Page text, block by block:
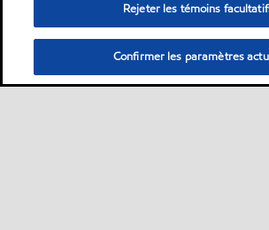
Rejeter les témoins
Confirmer les paramètres